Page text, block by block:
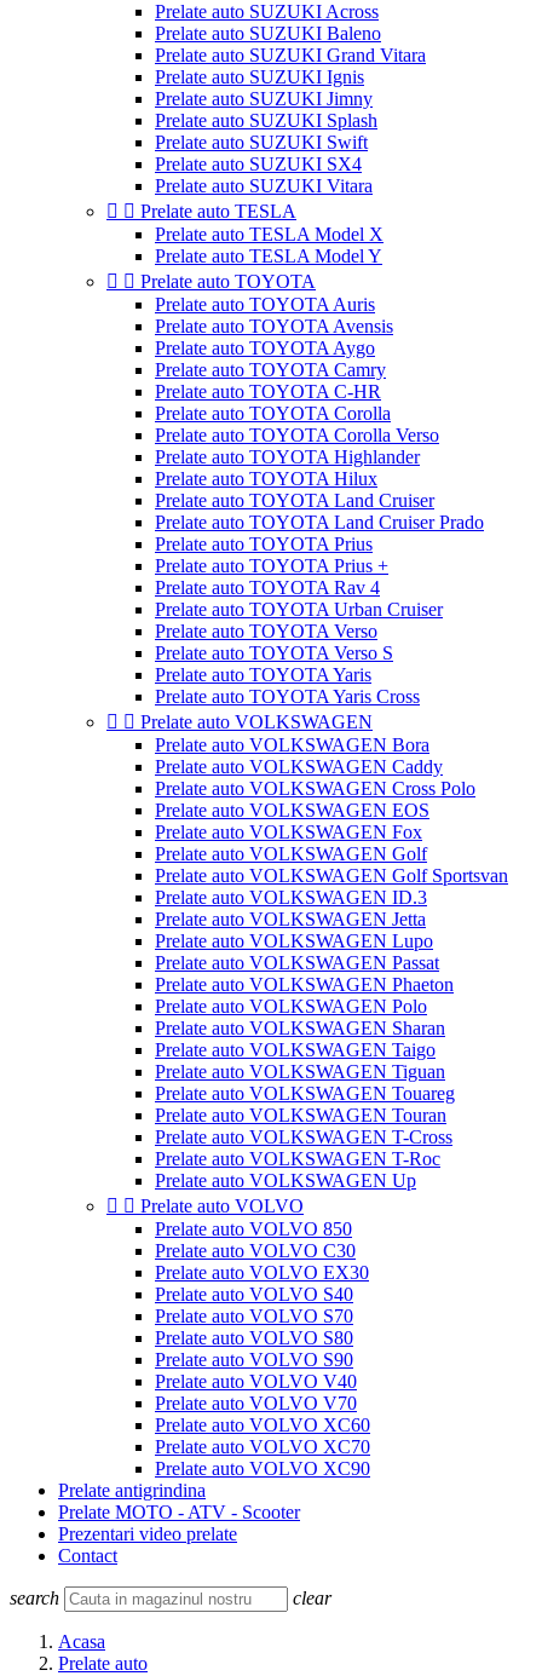
Prelate auto SUZUKI Across
Prelate auto SUZUKI Baleno
Prelate auto SUZUKI Grand Vitara
Prelate auto SUZUKI Ignis
Prelate auto SUZUKI Jimny
Prelate auto SUZUKI Splash
Prelate auto SUZUKI Swift
Prelate auto SUZUKI SX4
Prelate auto SUZUKI Vitara
  Prelate auto TESLA
Prelate auto TESLA Model X
Prelate auto TESLA Model Y
  Prelate auto TOYOTA
Prelate auto TOYOTA Auris
Prelate auto TOYOTA Avensis
Prelate auto TOYOTA Aygo
Prelate auto TOYOTA Camry
Prelate auto TOYOTA C-HR
Prelate auto TOYOTA Corolla
Prelate auto TOYOTA Corolla Verso
Prelate auto TOYOTA Highlander
Prelate auto TOYOTA Hilux
Prelate auto TOYOTA Land Cruiser
Prelate auto TOYOTA Land Cruiser Prado
Prelate auto TOYOTA Prius
Prelate auto TOYOTA Prius +
Prelate auto TOYOTA Rav 4
Prelate auto TOYOTA Urban Cruiser
Prelate auto TOYOTA Verso
Prelate auto TOYOTA Verso S
Prelate auto TOYOTA Yaris
Prelate auto TOYOTA Yaris Cross
  Prelate auto VOLKSWAGEN
Prelate auto VOLKSWAGEN Bora
Prelate auto VOLKSWAGEN Caddy
Prelate auto VOLKSWAGEN Cross Polo
Prelate auto VOLKSWAGEN EOS
Prelate auto VOLKSWAGEN Fox
Prelate auto VOLKSWAGEN Golf
Prelate auto VOLKSWAGEN Golf Sportsvan
Prelate auto VOLKSWAGEN ID.3
Prelate auto VOLKSWAGEN Jetta
Prelate auto VOLKSWAGEN Lupo
Prelate auto VOLKSWAGEN Passat
Prelate auto VOLKSWAGEN Phaeton
Prelate auto VOLKSWAGEN Polo
Prelate auto VOLKSWAGEN Sharan
Prelate auto VOLKSWAGEN Taigo
Prelate auto VOLKSWAGEN Tiguan
Prelate auto VOLKSWAGEN Touareg
Prelate auto VOLKSWAGEN Touran
Prelate auto VOLKSWAGEN T-Cross
Prelate auto VOLKSWAGEN T-Roc
Prelate auto VOLKSWAGEN Up
  Prelate auto VOLVO
Prelate auto VOLVO 850
Prelate auto VOLVO C30
Prelate auto VOLVO EX30
Prelate auto VOLVO S40
Prelate auto VOLVO S70
Prelate auto VOLVO S80
Prelate auto VOLVO S90
Prelate auto VOLVO V40
Prelate auto VOLVO V70
Prelate auto VOLVO XC60
Prelate auto VOLVO XC70
Prelate auto VOLVO XC90
Prelate antigrindina
Prelate MOTO - ATV - Scooter
Prezentari video prelate
Contact
search clear
Acasa
Prelate auto